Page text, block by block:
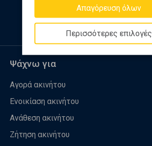
Απαγόρευση όλων
Περισσότερες επιλογές
Ακολουθήστε μας
Ψάχνω για
Αγορά ακινήτου
Ενοικίαση ακινήτου
Ανάθεση ακινήτου
Ζήτηση ακινήτου